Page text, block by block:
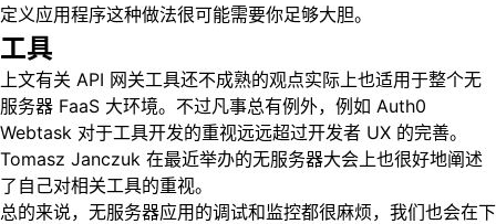
定义应用程序这种做法很可能需要你足够大胆。
工具
上文有关 API 网关工具还不成熟的观点实际上也适用于整个无
服务器 FaaS 大环境。不过凡事总有例外，例如 Auth0
Webtask 对于工具开发的重视远远超过开发者 UX 的完善。
Tomasz Janczuk 在最近举办的无服务器大会上也很好地阐述
了自己对相关工具的重视。
总的来说，无服务器应用的调试和监控都很麻烦，我们也会在下